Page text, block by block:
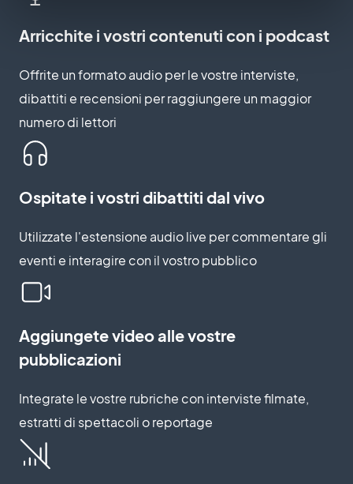
Arricchite i vostri contenuti con i podcast
Offrite un formato audio per le vostre interviste,
dibattiti e recensioni per raggiungere un maggior
numero di lettori
Ospitate i vostri dibattiti dal vivo
Utilizzate l'estensione audio live per commentare gli
eventi e interagire con il vostro pubblico
Aggiungete video alle vostre
pubblicazioni
Integrate le vostre rubriche con interviste filmate,
estratti di spettacoli o reportage